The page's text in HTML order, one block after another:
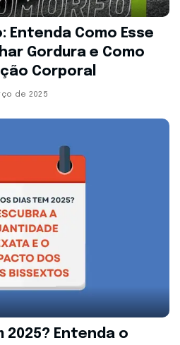
Entenda Como Esse
Gordura e Como
Corporal
de 2025
2025? Entenda o